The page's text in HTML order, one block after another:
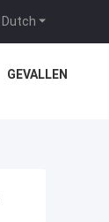
Dutch
GEVALLEN